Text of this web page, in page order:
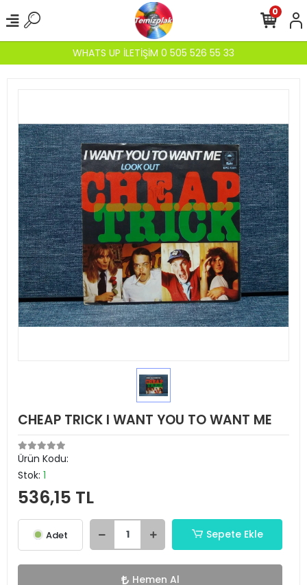
WHATS UP İLETİŞİM 0 505 526 55 33
0
CHEAP TRICK I WANT YOU TO WANT ME
Ürün Kodu:
Stok: 1
536,15 TL
Adet Sepete Ekle
Hemen Al